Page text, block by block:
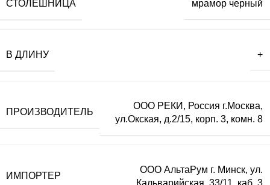
СТОЛЕШНИЦА мрамор черный
В ДЛИНУ +
ПРОИЗВОДИТЕЛЬ
ООО РЕКИ, Россия г.Москва,
ул.Окская, д.2/15, корп. 3, комн. 8
ИМПОРТЕР
ООО АльтаРум г. Минск, ул.
Кальварийская, 33/11, каб. 3